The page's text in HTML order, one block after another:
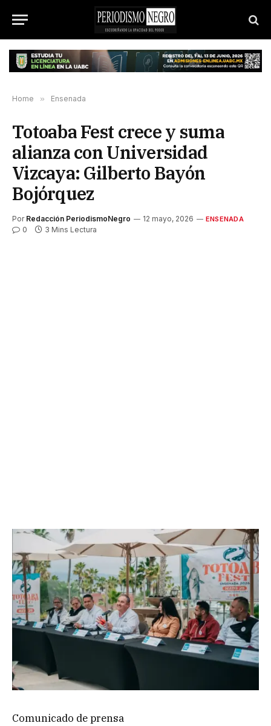
Home » Ensenada
Totoaba Fest crece y suma
alianza con Universidad
Vizcaya: Gilberto Bayón
Bojórquez
Por Redacción PeriodismoNegro 12 mayo, 2026 ENSENADA
0 3 Mins Lectura
Comunicado de prensa